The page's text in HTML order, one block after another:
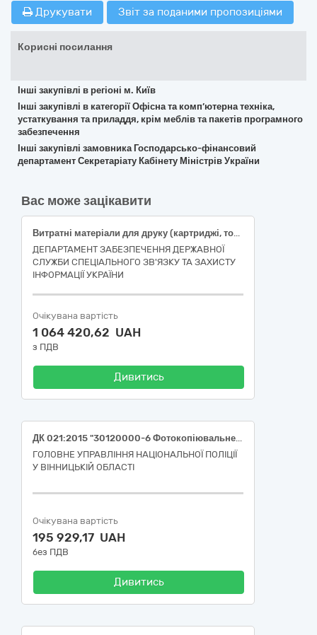
Друкувати Звіт за поданими пропозиціями
Корисні посилання
Інші закупівлі в регіоні м. Київ
Інші закупівлі в категорії Офісна та комп’ютерна техніка,
устаткування та приладдя, крім меблів та пакетів програмного
забезпечення
Інші закупівлі замовника Господарсько-фінансовий
департамент Секретаріату Кабінету Міністрів України
Вас може зацікавити
Витратні матеріали для друку (картриджі, тонери, чорнила)
ДЕПАРТАМЕНТ ЗАБЕЗПЕЧЕННЯ ДЕРЖАВНОЇ
СЛУЖБИ СПЕЦІАЛЬНОГО ЗВ'ЯЗКУ ТА ЗАХИСТУ
ІНФОРМАЦІЇ УКРАЇНИ
Очікувана вартість
1 064 420,62 UAH
з ПДВ
Дивитись
ДК 021:2015 "30120000-6 Фотокопіювальне та поліграфічне обладнання для офсетного друку" (Картриджі до БФП)
ГОЛОВНЕ УПРАВЛІННЯ НАЦІОНАЛЬНОЇ ПОЛІЦІЇ
У ВІННИЦЬКІЙ ОБЛАСТІ
Очікувана вартість
195 929,17 UAH
без ПДВ
Дивитись